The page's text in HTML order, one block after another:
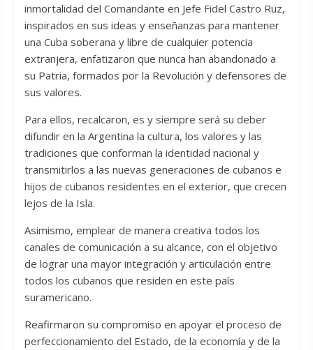
inmortalidad del Comandante en Jefe Fidel Castro Ruz,
inspirados en sus ideas y enseñanzas para mantener
una Cuba soberana y libre de cualquier potencia
extranjera, enfatizaron que nunca han abandonado a
su Patria, formados por la Revolución y defensores de
sus valores.
Para ellos, recalcaron, es y siempre será su deber
difundir en la Argentina la cultura, los valores y las
tradiciones que conforman la identidad nacional y
transmitirlos a las nuevas generaciones de cubanos e
hijos de cubanos residentes en el exterior, que crecen
lejos de la Isla.
Asimismo, emplear de manera creativa todos los
canales de comunicación a su alcance, con el objetivo
de lograr una mayor integración y articulación entre
todos los cubanos que residen en este país
suramericano.
Reafirmaron su compromiso en apoyar el proceso de
perfeccionamiento del Estado, de la economía y de la